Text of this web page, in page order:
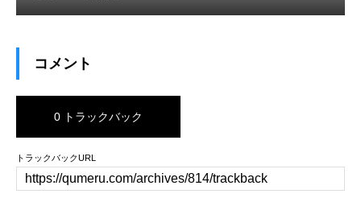
コメント
0 トラックバック
トラックバックURL